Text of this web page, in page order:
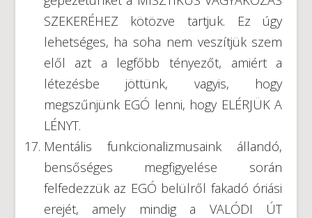
SZEKERÉHEZ kötözve tartjuk. Ez úgy
lehetséges, ha soha nem veszítjük szem
elől azt a legfőbb tényezőt, amiért a
létezésbe jöttünk, vagyis, hogy
megszűnjünk EGÓ lenni, hogy ELÉRJÜK A
LÉNYT.
Mentális funkcionalizmusaink állandó,
bensőséges megfigyelése során
felfedezzük az EGÓ belülről fakadó óriási
erejét, amely mindig a VALÓDI ÚT